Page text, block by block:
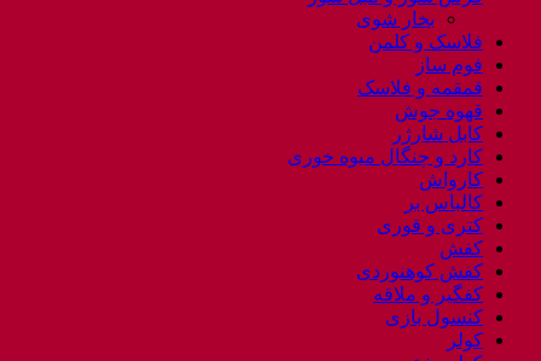
بخار شوی
فلاسک و کلمن
فوم ساز
قمقمه و فلاسک
قهوه جوش
کابل شارژر
کارد و چنگال میوه خوری
کارواش
کالباس بر
کتری و قوری
کفش
کفش کوهنوردی
کفگیر و ملاقه
کنسول بازی
کولر